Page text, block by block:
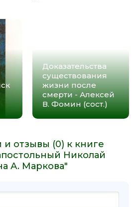
Доказательства
существования
жизни после
смерти - Алексей
В. Фомин (сост.)
отзывы (0) к книге
Николай
А. Маркова"